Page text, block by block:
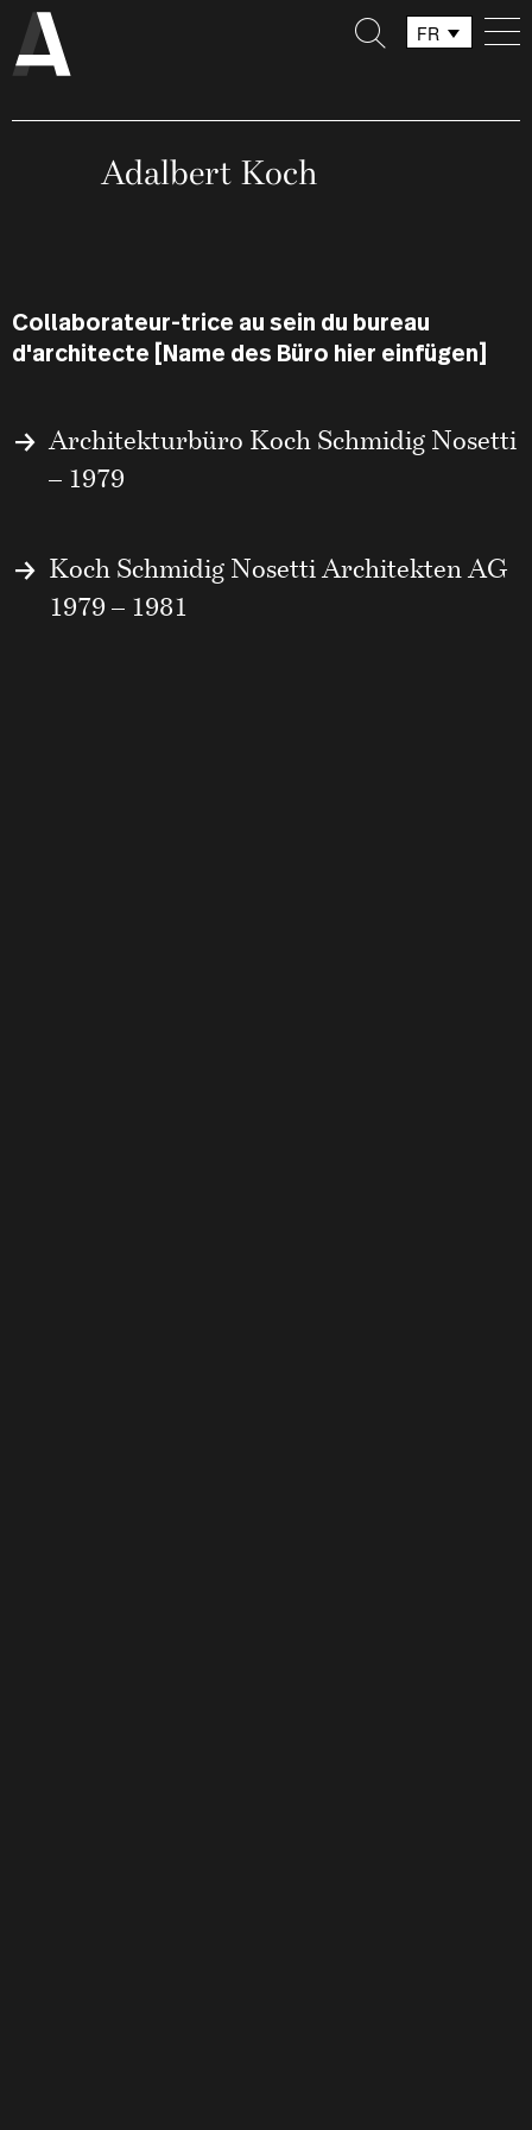
FR
Adalbert Koch
Collaborateur-trice au sein du bureau
d'architecte [Name des Büro hier einfügen]
Architekturbüro Koch Schmidig Nosetti
– 1979
Koch Schmidig Nosetti Architekten AG
1979 – 1981